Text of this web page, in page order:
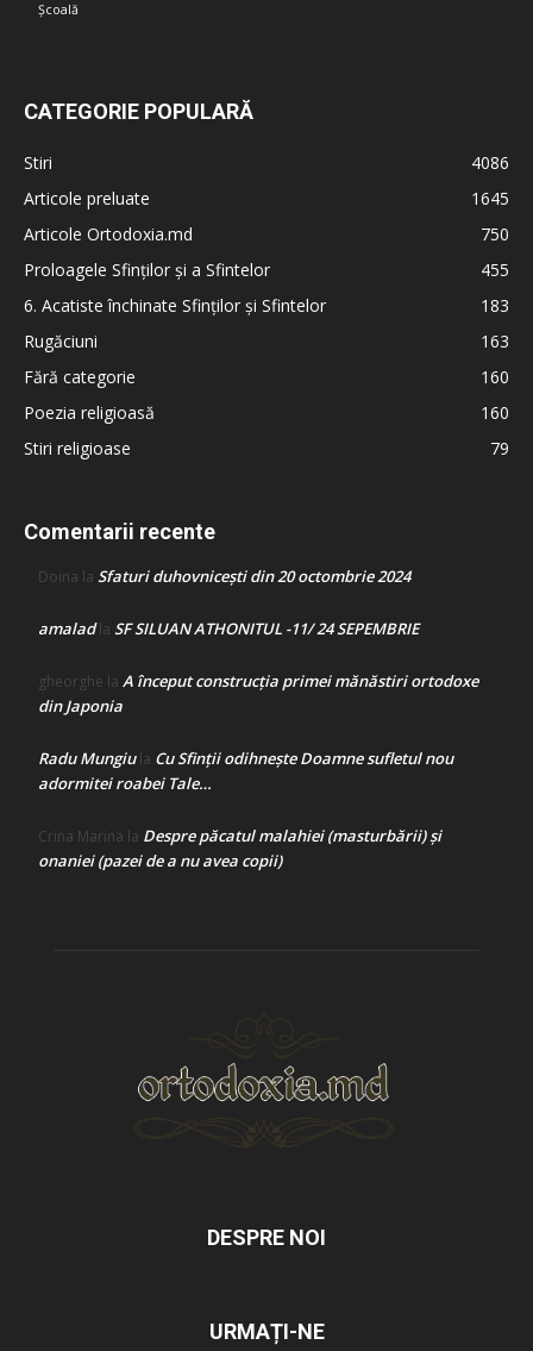
Școală
CATEGORIE POPULARĂ
Stiri
4086
Articole preluate
1645
Articole Ortodoxia.md
750
Proloagele Sfinților și a Sfintelor
455
6. Acatiste închinate Sfinților și Sfintelor
183
Rugăciuni
163
Fără categorie
160
Poezia religioasă
160
Stiri religioase
79
Comentarii recente
Doina la Sfaturi duhovnicești din 20 octombrie 2024
amaladla SF SILUAN ATHONITUL -11/ 24 SEPEMBRIE
gheorghe la A început construcţia primei mănăstiri ortodoxe
din Japonia
Radu Mungiula Cu Sfinții odihnește Doamne sufletul nou
adormitei roabei Tale…
Crina Marina la Despre păcatul malahiei (masturbării) şi
onaniei (pazei de a nu avea copii)
DESPRE NOI
URMAȚI-NE